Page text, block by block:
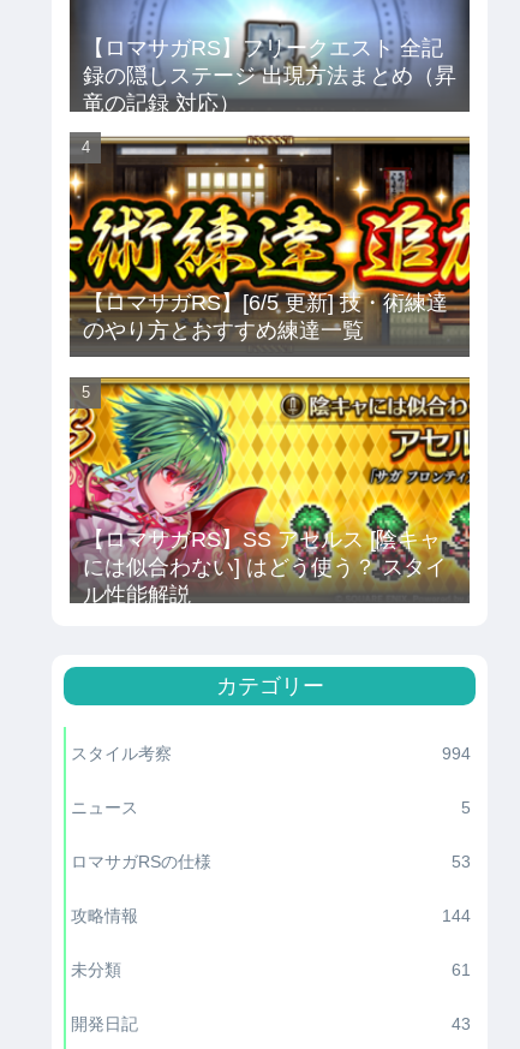
【ロマサガRS】フリークエスト 全記
録の隠しステージ 出現方法まとめ（昇
竜の記録 対応）
【ロマサガRS】[6/5 更新] 技・術練達
のやり方とおすすめ練達一覧
【ロマサガRS】SS アセルス [陰キャ
には似合わない] はどう使う？ スタイ
ル性能解説
カテゴリー
スタイル考察 994
ニュース 5
ロマサガRSの仕様 53
攻略情報 144
未分類 61
開発日記 43